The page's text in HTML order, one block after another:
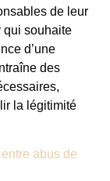
de leur
qui souhaite
d’une
des
la légitimité
abus de